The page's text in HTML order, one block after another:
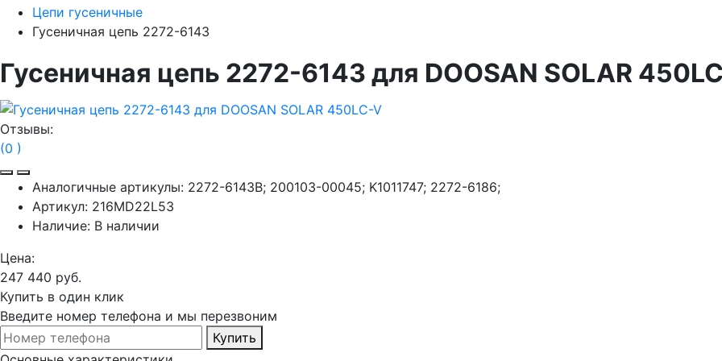
Цепи гусеничные
Гусеничная цепь 2272-6143
Гусеничная цепь 2272-6143 для DOOSAN SOLAR
Отзывы:
(0 )
Аналогичные артикулы: 2272-6143B; 200103-00045; K1011747; 2272-6186;
Артикул: 216MD22L53
Наличие: В наличии
Цена:
247 440 руб.
Купить в один клик
Введите номер телефона и мы перезвоним
Купить